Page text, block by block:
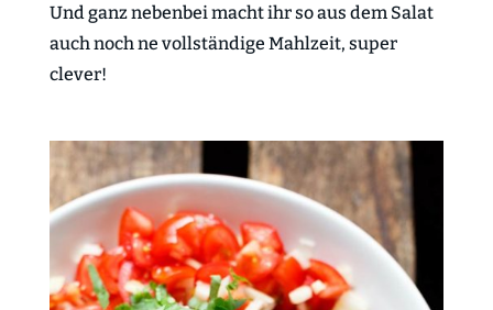
Und ganz nebenbei macht ihr so aus dem Salat
auch noch ne vollständige Mahlzeit, super
clever!